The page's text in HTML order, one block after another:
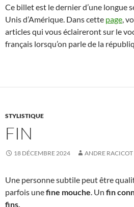
Ce billet est le dernier d’une longue
Unis d’Amérique. Dans cette page,
articles qui vous éclaireront sur le
français lorsqu’on parle de la
STYLISTIQUE
FIN
18 DÉCEMBRE 2024 ANDRE RACICOT
Une personne subtile peut être
parfois unefine mouche. Un fin
fins.